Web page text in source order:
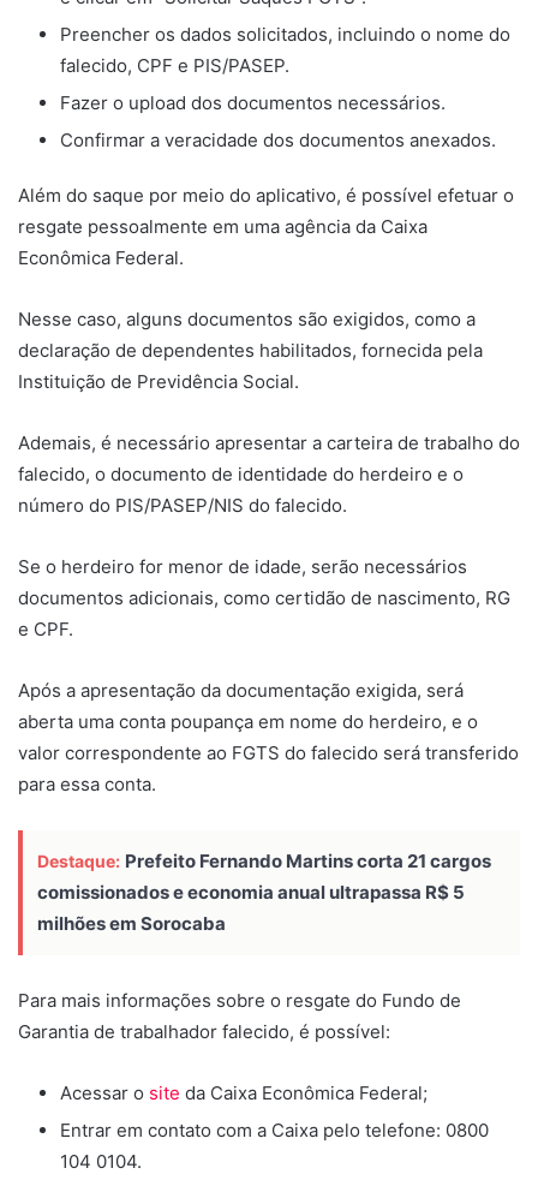
Preencher os dados solicitados, incluindo o nome do
falecido, CPF e PIS/PASEP.
Fazer o upload dos documentos necessários.
Confirmar a veracidade dos documentos anexados.
Além do saque por meio do aplicativo, é possível efetuar o
resgate pessoalmente em uma agência da Caixa
Econômica Federal.
Nesse caso, alguns documentos são exigidos, como a
declaração de dependentes habilitados, fornecida pela
Instituição de Previdência Social.
Ademais, é necessário apresentar a carteira de trabalho do
falecido, o documento de identidade do herdeiro e o
número do PIS/PASEP/NIS do falecido.
Se o herdeiro for menor de idade, serão necessários
documentos adicionais, como certidão de nascimento, RG
e CPF.
Após a apresentação da documentação exigida, será
aberta uma conta poupança em nome do herdeiro, e o
valor correspondente ao FGTS do falecido será transferido
para essa conta.
Destaque: Prefeito Fernando Martins corta 21 cargos
comissionados e economia anual ultrapassa R$ 5
milhões em Sorocaba
Para mais informações sobre o resgate do Fundo de
Garantia de trabalhador falecido, é possível:
Acessar o site da Caixa Econômica Federal;
Entrar em contato com a Caixa pelo telefone: 0800
104 0104.